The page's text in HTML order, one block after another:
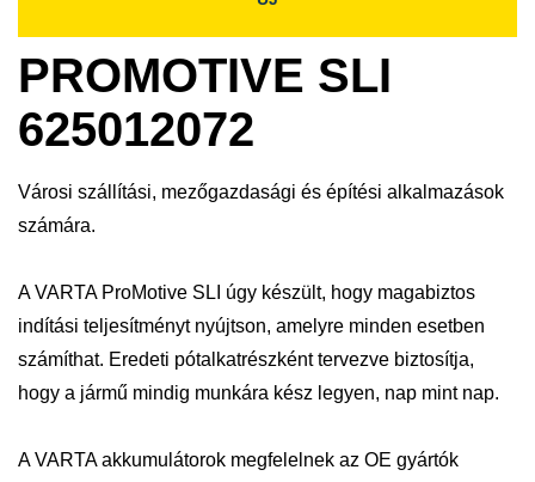
PROMOTIVE SLI
625012072
Városi szállítási, mezőgazdasági és építési alkalmazások
számára.
A VARTA ProMotive SLI úgy készült, hogy magabiztos
indítási teljesítményt nyújtson, amelyre minden esetben
számíthat. Eredeti pótalkatrészként tervezve biztosítja,
hogy a jármű mindig munkára kész legyen, nap mint nap.
A VARTA akkumulátorok megfelelnek az OE gyártók